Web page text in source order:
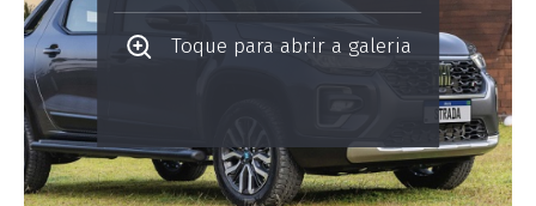
Toque para abrir a galeria